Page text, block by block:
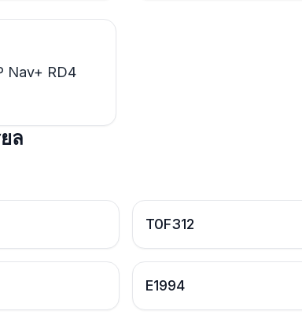
Nav+ RD4
ล
T0F312
E1994